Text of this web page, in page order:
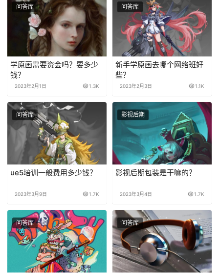
问答库
学原画需要资金吗？要多少
钱？
2023年2月1日 1.3K
问答库
新手学原画去哪个网络班好
些？
2023年2月3日 1.1K
问答库
ue5培训一般费用多少钱？
2023年3月9日 1.7K
影视后期
影视后期包装是干嘛的？
2023年3月4日 1.7K
问答库 问答库